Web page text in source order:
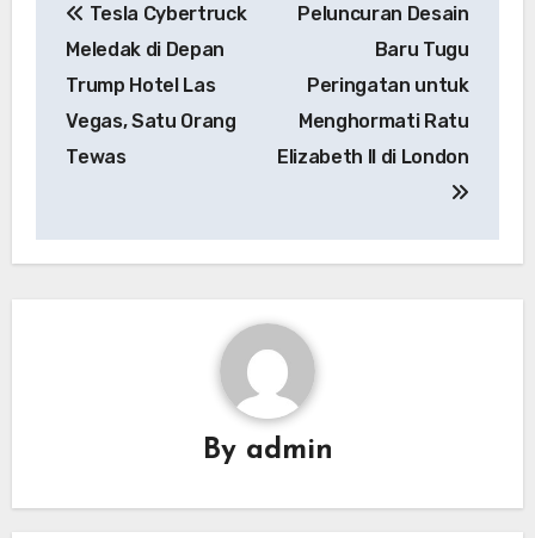
pos
Tesla Cybertruck
Meledak di Depan
Trump Hotel Las
Vegas, Satu Orang
Tewas
Peluncuran Desain
Baru Tugu
Peringatan untuk
Menghormati Ratu
Elizabeth II di London
By admin